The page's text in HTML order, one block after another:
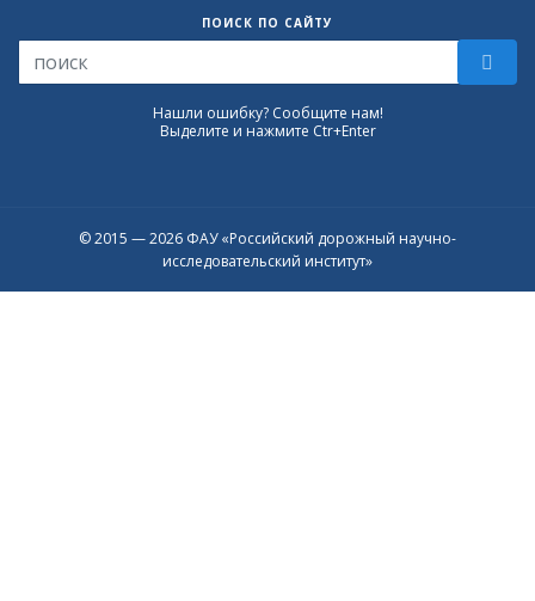
ПОИСК ПО САЙТУ
Нашли ошибку? Сообщите нам!
Выделите и нажмите Ctr+Enter
© 2015 — 2026 ФАУ «Российский дорожный научно-
исследовательский институт»